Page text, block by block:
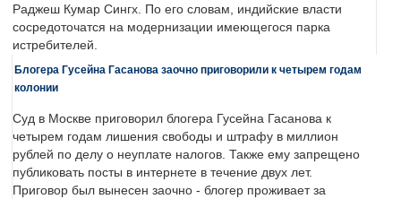
Раджеш Кумар Сингх. По его словам, индийские власти
сосредоточатся на модернизации имеющегося парка
истребителей.
Блогера Гусейна Гасанова заочно приговорили к четырем годам
колонии
Суд в Москве приговорил блогера Гусейна Гасанова к
четырем годам лишения свободы и штрафу в миллион
рублей по делу о неуплате налогов. Также ему запрещено
публиковать посты в интернете в течение двух лет.
Приговор был вынесен заочно - блогер проживает за